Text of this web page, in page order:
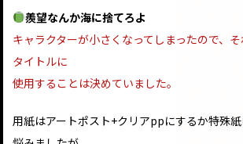
羨望なんか海に捨てろよ
キャラクターが小さくなってしまったので、
タイトルに
使用することは決めていました。
用紙はアートポスト+クリアppにするか特殊